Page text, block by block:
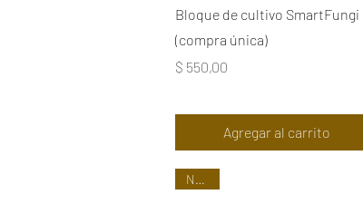
Vista rápida
Bloque de cultivo SmartFungi
(compra única)
Precio
$ 550,00
Agregar al carrito
Nuevo